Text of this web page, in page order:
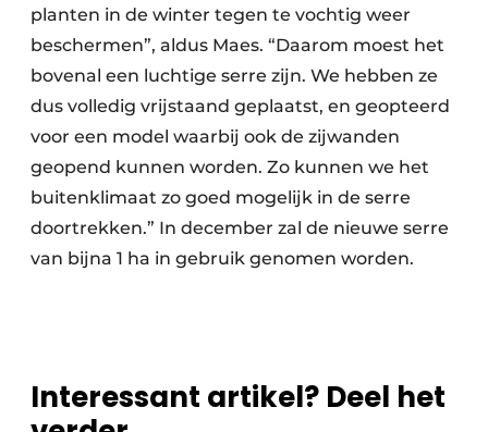
planten in de winter tegen te vochtig weer
beschermen”, aldus Maes. “Daarom moest het
bovenal een luchtige serre zijn. We hebben ze
dus volledig vrijstaand geplaatst, en geopteerd
voor een model waarbij ook de zijwanden
geopend kunnen worden. Zo kunnen we het
buitenklimaat zo goed mogelijk in de serre
doortrekken.” In december zal de nieuwe serre
van bijna 1 ha in gebruik genomen worden.
Interessant artikel? Deel het